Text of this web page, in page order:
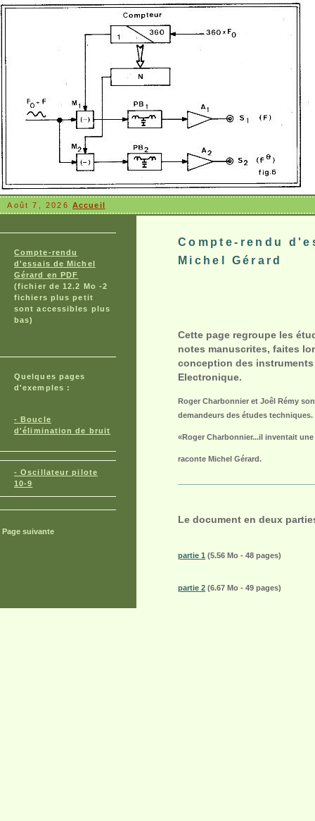
Août 7, 2026Accueil
Compte-rendu
d'essais de Michel
Gérard en PDF
(fichier de 12.2 Mo -2
fichiers plus petit
sont accessibles plus
bas)
Quelques pages
d'exemples :
- Boucle
d'élimination de bruit
- Oscillateur pilote
10-9
Page suivante
Compte-rendu
Michel Gérard
Cette page regroupe les
notes manuscrites, faites
conception des instruments
Electronique.
Roger Charbonnier et Joêl Rémy
demandeurs des études techniques.
«Roger Charbonnier...il inventait
raconte Michel Gérard.
Le document en deux
partie 1 (5.56 Mo - 48 pages)
partie 2 (6.67 Mo - 49 pages)